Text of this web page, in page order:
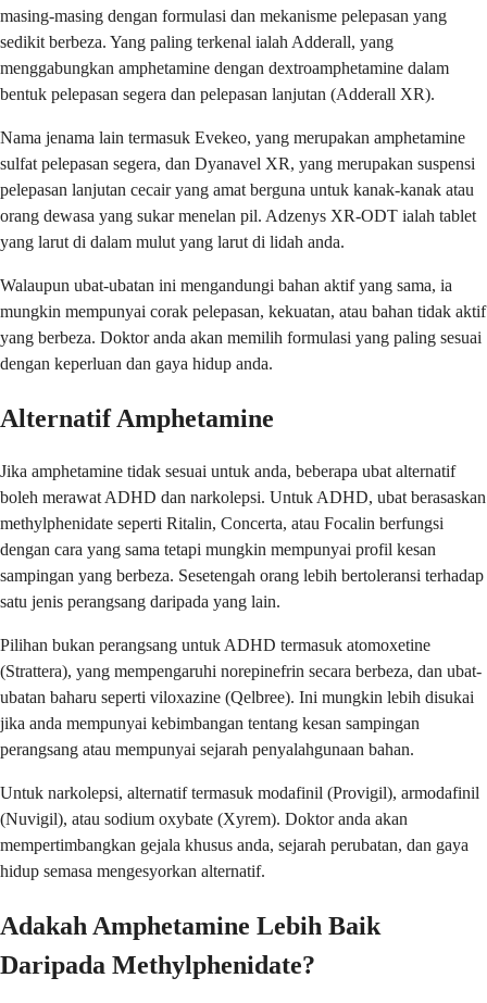
masing-masing dengan formulasi dan mekanisme pelepasan yang
sedikit berbeza. Yang paling terkenal ialah Adderall, yang
menggabungkan amphetamine dengan dextroamphetamine dalam
bentuk pelepasan segera dan pelepasan lanjutan (Adderall XR).
Nama jenama lain termasuk Evekeo, yang merupakan amphetamine
sulfat pelepasan segera, dan Dyanavel XR, yang merupakan suspensi
pelepasan lanjutan cecair yang amat berguna untuk kanak-kanak atau
orang dewasa yang sukar menelan pil. Adzenys XR-ODT ialah tablet
yang larut di dalam mulut yang larut di lidah anda.
Walaupun ubat-ubatan ini mengandungi bahan aktif yang sama, ia
mungkin mempunyai corak pelepasan, kekuatan, atau bahan tidak aktif
yang berbeza. Doktor anda akan memilih formulasi yang paling sesuai
dengan keperluan dan gaya hidup anda.
Alternatif Amphetamine
Jika amphetamine tidak sesuai untuk anda, beberapa ubat alternatif
boleh merawat ADHD dan narkolepsi. Untuk ADHD, ubat berasaskan
methylphenidate seperti Ritalin, Concerta, atau Focalin berfungsi
dengan cara yang sama tetapi mungkin mempunyai profil kesan
sampingan yang berbeza. Sesetengah orang lebih bertoleransi terhadap
satu jenis perangsang daripada yang lain.
Pilihan bukan perangsang untuk ADHD termasuk atomoxetine
(Strattera), yang mempengaruhi norepinefrin secara berbeza, dan ubat-
ubatan baharu seperti viloxazine (Qelbree). Ini mungkin lebih disukai
jika anda mempunyai kebimbangan tentang kesan sampingan
perangsang atau mempunyai sejarah penyalahgunaan bahan.
Untuk narkolepsi, alternatif termasuk modafinil (Provigil), armodafinil
(Nuvigil), atau sodium oxybate (Xyrem). Doktor anda akan
mempertimbangkan gejala khusus anda, sejarah perubatan, dan gaya
hidup semasa mengesyorkan alternatif.
Adakah Amphetamine Lebih Baik
Daripada Methylphenidate?